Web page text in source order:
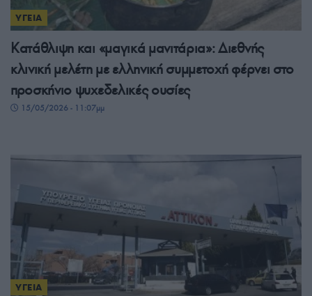
ΥΓΕΙΑ
Κατάθλιψη και «μαγικά μανιτάρια»: Διεθνής
κλινική μελέτη με ελληνική συμμετοχή φέρνει στο
προσκήνιο ψυχεδελικές ουσίες
15/05/2026 - 11:07μμ
ΥΓΕΙΑ